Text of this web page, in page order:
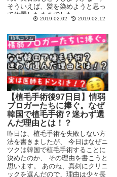
そういえば、髪を染めようと思っ
て放置したままでした...
2019.02.02 2019.02.12
植毛コラム
【植毛手術後97日目】情弱
ブロガーたちに捧ぐ。なぜ
韓国で植毛手術？迷わず選
んだ理由とは！？
昨日は、植毛手術を失敗しない方
法を書きましたが、 今日はなぜニ
ツクは韓国で植毛手術することに
決めたのか、 その理由を書こうと
思います。 あのね、真剣にクリニ
ックを選んだので、理由は少々長